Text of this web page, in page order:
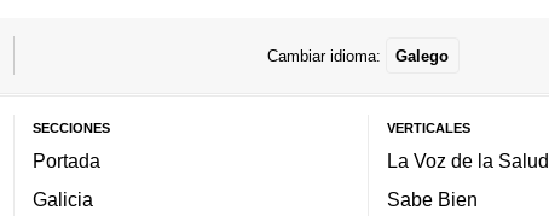
Cambiar idioma: Galego
SECCIONES
Portada
Galicia
VERTICALES
La Voz de la Salud
Sabe Bien